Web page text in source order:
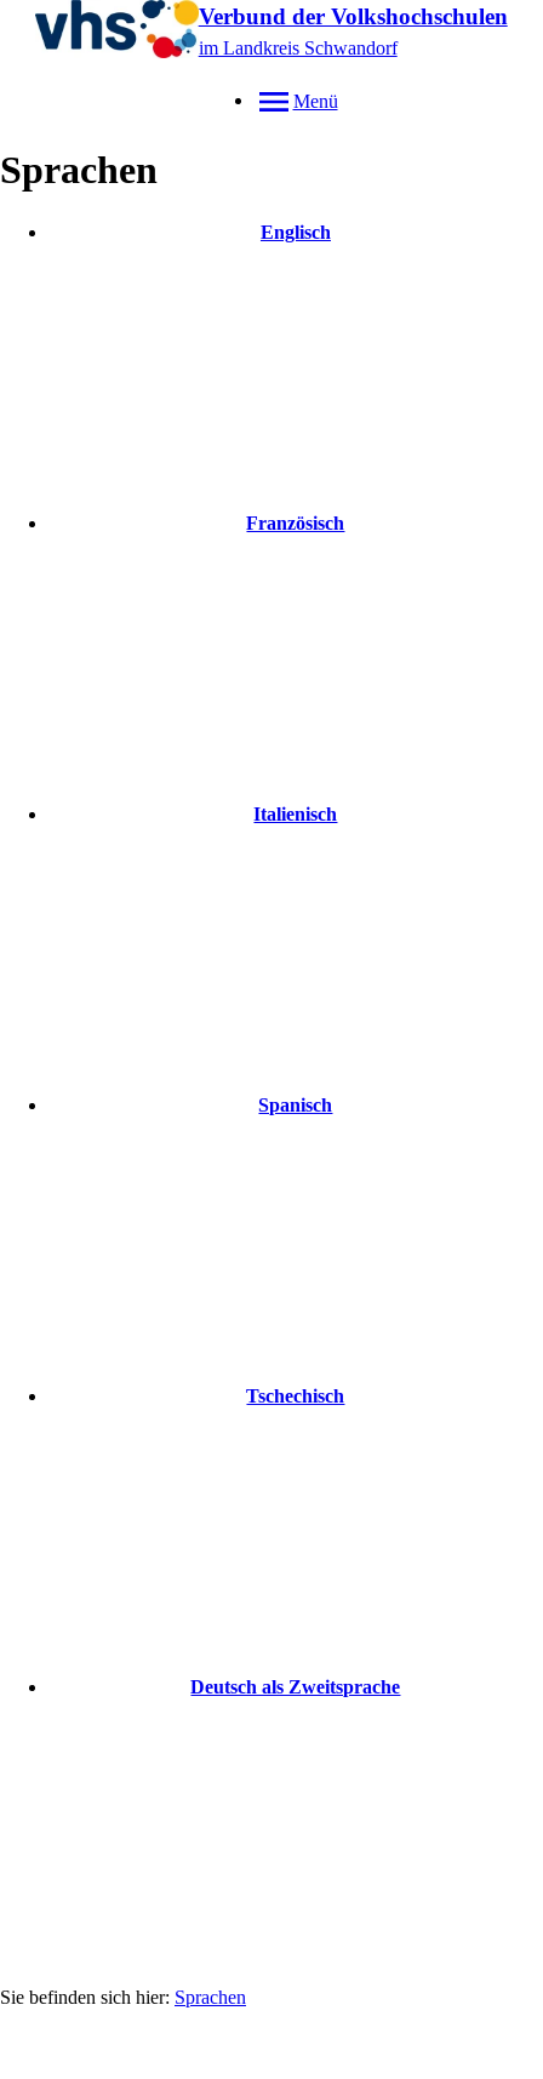
Verbund der Volkshochschulen
im Landkreis Schwandorf
Menü
Sprachen
Englisch
Französisch
Italienisch
Spanisch
Tschechisch
Deutsch als Zweitsprache
Sprachen